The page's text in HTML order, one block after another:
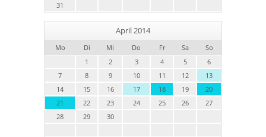
31
April 2014
Mo Di Mi Do Fr Sa
So
1
2 3 4 5
6
7
8 9 10 11 12
13
14
15 16 17 18 19
20
21
22 23 24 25 26
27
28
29 30